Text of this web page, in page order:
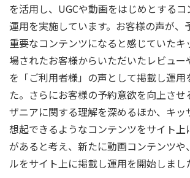
を活用し、UGCや動画をはじめとする
運用を実施しています。お客様の声が、
重要なコンテンツになると感じていたキ
場されたお客様からいただいたレビュ
を「ご利用者様」の声として掲載し運用
た。さらにお客様の予約意欲を向上させ
ザニアに関する理解を深めるほか、キッ
想起できるようなコンテンツをサイト上
があると考え、新たに動画コンテンツ
ルをサイト上に掲載し運用を開始しまし